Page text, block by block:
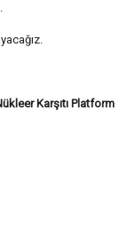
Karşıtı Platform